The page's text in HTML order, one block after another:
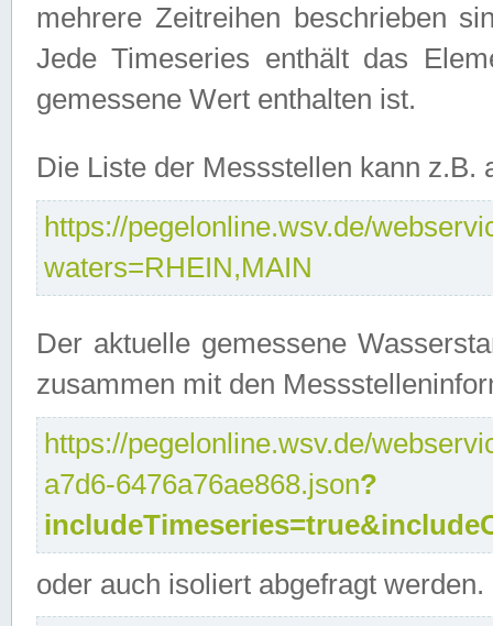
mehrere Zeitreihen beschrieben
Jede Timeseries enthält das
gemessene Wert enthalten ist.
Die Liste der Messstellen kann
https://pegelonline.wsv.de/
waters=RHEIN,MAIN
Der aktuelle gemessene
zusammen mit den
https://pegelonline.wsv.de/
a7d6-6476a76ae868.json?
oder auch isoliert abgefragt werden.